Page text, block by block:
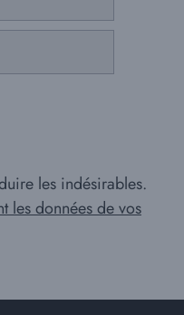
les indésirables.
les données de vos